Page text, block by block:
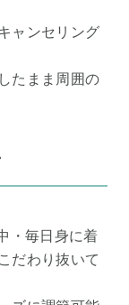
ャンセリング
たまま周囲の
・毎日身に着
だわり抜いて